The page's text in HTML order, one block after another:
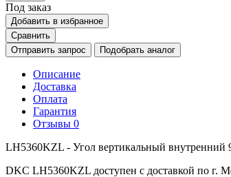
Под заказ
Добавить в избранное
Сравнить
Отправить запрос
Подобрать аналог
Описание
Доставка
Оплата
Гарантия
Отзывы 0
LH5360KZL - Угол вертикальный
DKC LH5360KZL доступен с доставкой по г.